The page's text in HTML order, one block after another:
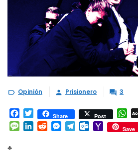
 Opinión  Prisionero  3
Facebook
TwitterShare Post
Message
LinkedInRedditMessenger
TelegramOutlook.com
YahooSave
♣